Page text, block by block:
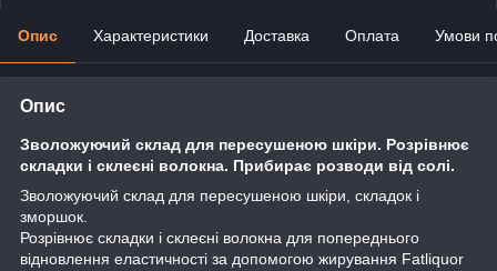
Опис Характеристики Доставка Оплата Умови
Опис
Зволожуючий склад для пересушеною шкіри. Розрівнює
складки і склеєні волокна. Прибирає розводи від солі.
Зволожуючий склад для пересушеною шкіри, складок і
зморшок.
Розрівнює складки і склеєні волокна для попереднього
відновлення еластичності за допомогою жирування Fatliquor